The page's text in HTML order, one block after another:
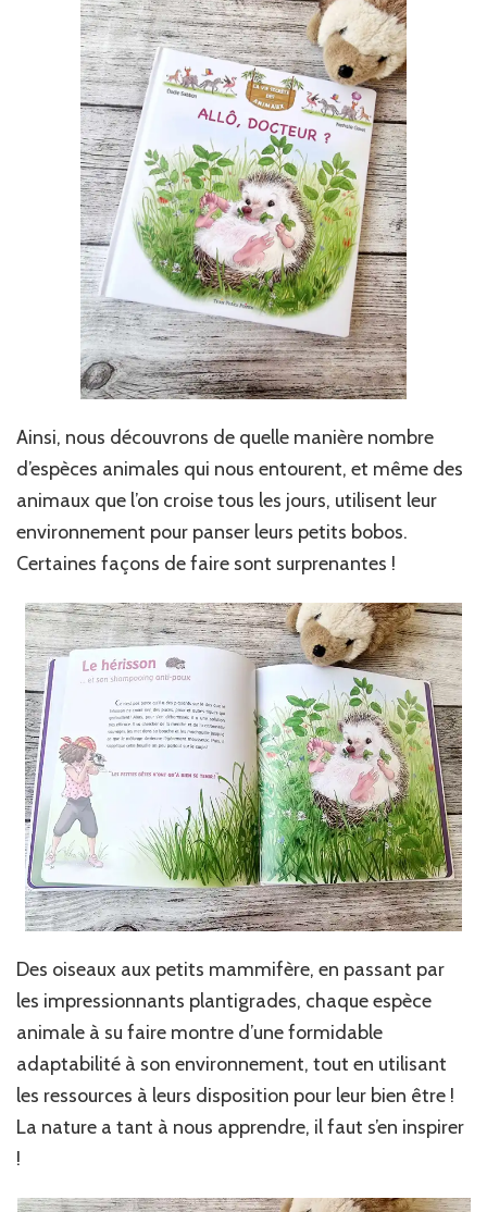
Ainsi, nous découvrons de quelle manière nombre
d’espèces animales qui nous entourent, et même des
animaux que l’on croise tous les jours, utilisent leur
environnement pour panser leurs petits bobos.
Certaines façons de faire sont surprenantes !
Des oiseaux aux petits mammifère, en passant par
les impressionnants plantigrades, chaque espèce
animale à su faire montre d’une formidable
adaptabilité à son environnement, tout en utilisant
les ressources à leurs disposition pour leur bien être !
La nature a tant à nous apprendre, il faut s’en inspirer
!